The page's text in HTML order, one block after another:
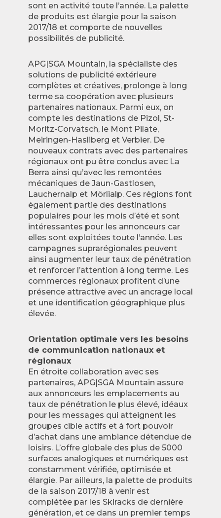
sont en activité toute l’année. La palette
de produits est élargie pour la saison
2017/18 et comporte de nouvelles
possibilités de publicité.
APG|SGA Mountain, la spécialiste des
solutions de publicité extérieure
complètes et créatives, prolonge à long
terme sa coopération avec plusieurs
partenaires nationaux. Parmi eux, on
compte les destinations de Pizol, St-
Moritz-Corvatsch, le Mont Pilate,
Meiringen-Hasliberg et Verbier. De
nouveaux contrats avec des partenaires
régionaux ont pu être conclus avec La
Berra ainsi qu’avec les remontées
mécaniques de Jaun-Gastlosen,
Lauchernalp et Mörlialp. Ces régions font
également partie des destinations
populaires pour les mois d’été et sont
intéressantes pour les annonceurs car
elles sont exploitées toute l’année. Les
campagnes suprarégionales peuvent
ainsi augmenter leur taux de pénétration
et renforcer l’attention à long terme. Les
commerces régionaux profitent d’une
présence attractive avec un ancrage local
et une identification géographique plus
élevée.
Orientation optimale vers les besoins
de communication nationaux et
régionaux
En étroite collaboration avec ses
partenaires, APG|SGA Mountain assure
aux annonceurs les emplacements au
taux de pénétration le plus élevé, idéaux
pour les messages qui atteignent les
groupes cible actifs et à fort pouvoir
d’achat dans une ambiance détendue de
loisirs. L’offre globale des plus de 5000
surfaces analogiques et numériques est
constamment vérifiée, optimisée et
élargie. Par ailleurs, la palette de produits
de la saison 2017/18 à venir est
complétée par les Skiracks de dernière
génération, et ce dans un premier temps